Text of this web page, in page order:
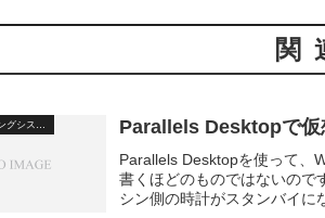
関
オペレーティングシステム Parallels Desktopで仮
Parallels Desktopを使って、
書くほどのものではないので
シン側の時計がスタンバイに